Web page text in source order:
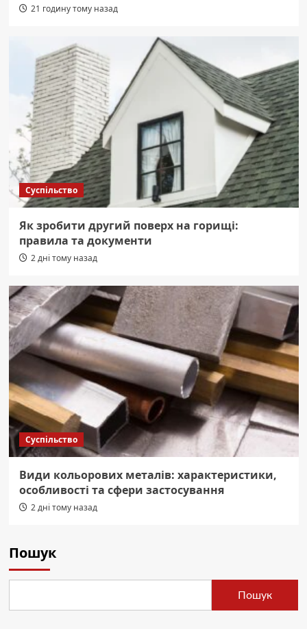
21 годину тому назад
Суспільство
Як зробити другий поверх на горищі:
правила та документи
2 дні тому назад
Суспільство
Види кольорових металів: характеристики,
особливості та сфери застосування
2 дні тому назад
Пошук
Пошук